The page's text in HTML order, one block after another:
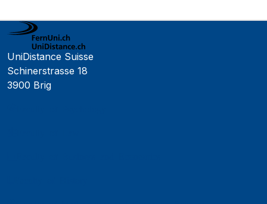
UniDistance Suisse
Schinerstrasse 18
3900 Brig